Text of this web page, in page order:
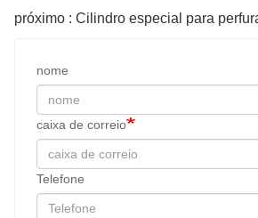
próximo : Cilindro especial para
nome
caixa de correio
Telefone